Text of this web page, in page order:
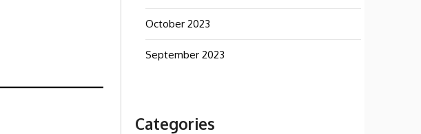
October 2023
September 2023
Categories